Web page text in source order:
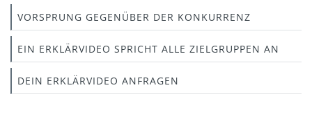
VORSPRUNG GEGENÜBER DER KONKURRENZ
EIN ERKLÄRVIDEO SPRICHT ALLE ZIELGRUPPEN AN
DEIN ERKLÄRVIDEO ANFRAGEN